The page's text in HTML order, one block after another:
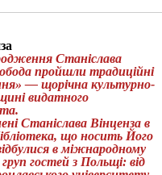
Станіслава
пройшли традиційні
— щорічна культурно-
видатного
Станіслава Вінценза в
що носить Його
в міжнародному
гостей з Польщі: від